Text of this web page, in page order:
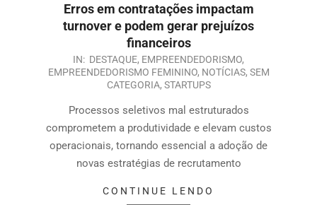
Erros em contratações impactam
turnover e podem gerar prejuízos
financeiros
IN: DESTAQUE, EMPREENDEDORISMO,
EMPREENDEDORISMO FEMININO, NOTÍCIAS, SEM
CATEGORIA, STARTUPS
Processos seletivos mal estruturados
comprometem a produtividade e elevam custos
operacionais, tornando essencial a adoção de
novas estratégias de recrutamento
CONTINUE LENDO